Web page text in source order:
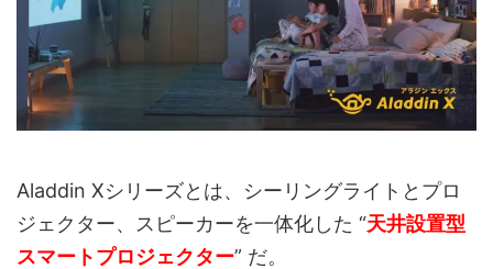
Aladdin Xシリーズとは、シーリングライトとプロ
ジェクター、スピーカーを一体化した “天井設置型
スマートプロジェクター” だ。